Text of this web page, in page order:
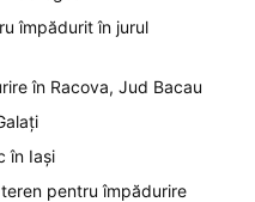
împădurit în jurul
în Racova, Jud Bacau
în Iași
pentru împădurire